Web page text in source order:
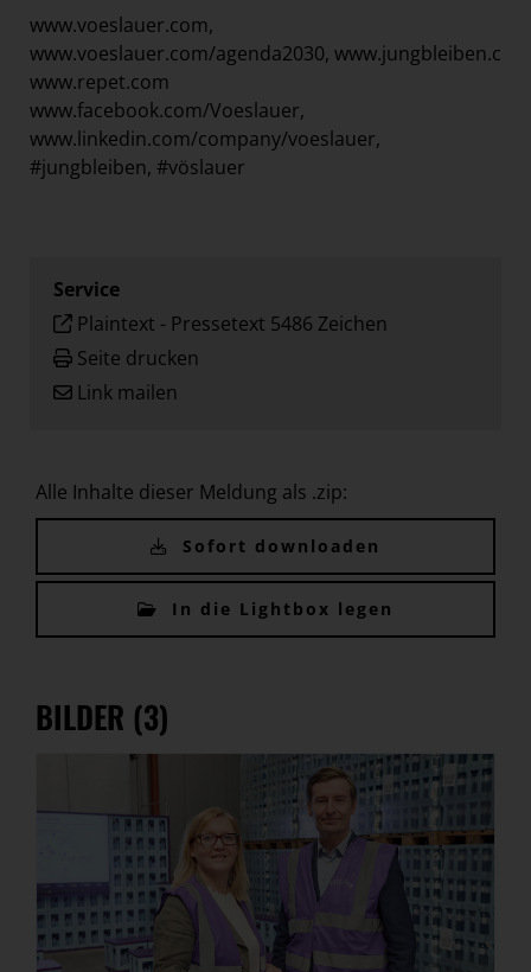
www.voeslauer.com,
www.voeslauer.com/agenda2030, www.jungbleiben.com
www.repet.com
www.facebook.com/Voeslauer,
www.linkedin.com/company/voeslauer,
#jungbleiben, #vöslauer
Service
Plaintext - Pressetext 5486 Zeichen
Seite drucken
Link mailen
Alle Inhalte dieser Meldung als .zip:
Sofort downloaden
In die Lightbox legen
BILDER (3)